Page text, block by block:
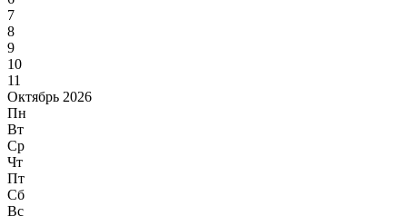
7
8
9
10
11
Октябрь 2026
Пн
Вт
Ср
Чт
Пт
Сб
Вс